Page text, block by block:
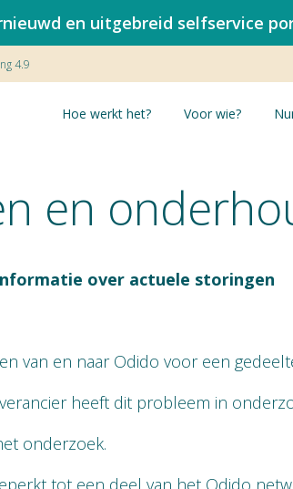
en uitgebreid selfservice
4.9
Hoe werkt het? Voor wie?
en
over actuele storingen
van en naar Odido voor een
heeft dit probleem in
onderzoek.
tot een deel van het Odido